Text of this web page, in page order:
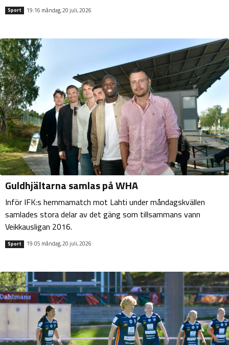
Sport 19:16 måndag, 20 juli, 2026
Guldhjältarna samlas på WHA
Inför IFK:s hemmamatch mot Lahti under måndagskvällen
samlades stora delar av det gäng som tillsammans vann
Veikkausligan 2016.
Sport 19:05 måndag, 20 juli, 2026